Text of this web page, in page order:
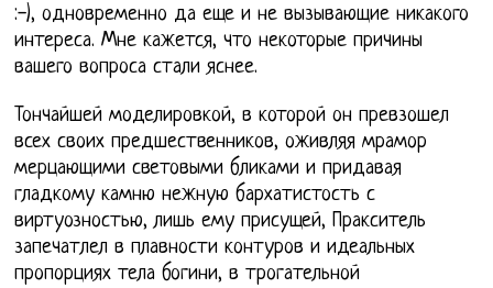
:-), одновременно да еще и не вызывающие никакого
интереса. Мне кажется, что некоторые причины
вашего вопроса стали яснее.
Тончайшей моделировкой, в которой он превзошел
всех своих предшественников, оживляя мрамор
мерцающими световыми бликами и придавая
гладкому камню нежную бархатистость с
виртуозностью, лишь ему присущей, Пракситель
запечатлел в плавности контуров и идеальных
пропорциях тела богини, в трогательной